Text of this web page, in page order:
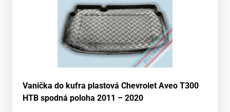
Vanička do kufra plastová Chevrolet Aveo T300
HTB spodná poloha 2011 – 2020